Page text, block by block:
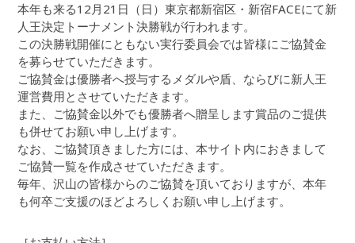
本年も来る12月21日（日）東京都新宿区・新宿FACEにて新
人王決定トーナメント決勝戦が行われます。
この決勝戦開催にともない実行委員会では皆様にご協賛金
を募らせていただきます。
ご協賛金は優勝者へ授与するメダルや盾、ならびに新人王
運営費用とさせていただきます。
また、ご協賛金以外でも優勝者へ贈呈します賞品のご提供
も併せてお願い申し上げます。
なお、ご協賛頂きました方には、本サイト内におきまして
ご協賛一覧を作成させていただきます。
毎年、沢山の皆様からのご協賛を頂いておりますが、本年
も何卒ご支援のほどよろしくお願い申し上げます。